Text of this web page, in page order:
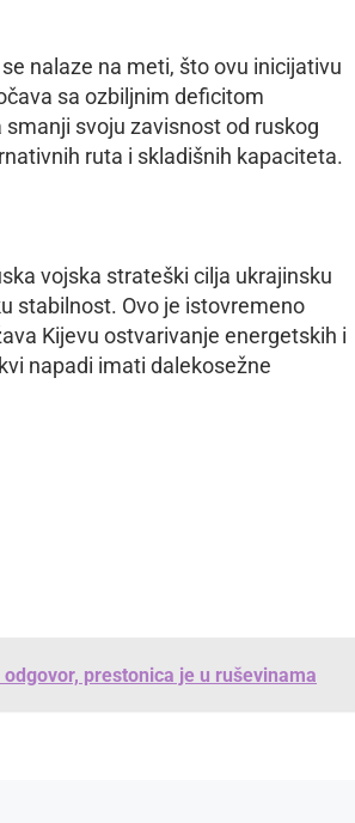
nalaze na meti, što ovu inicijativu
sa ozbiljnim deficitom
svoju zavisnost od ruskog
ruta i skladišnih kapaciteta.
vojska strateški cilja ukrajinsku
stabilnost. Ovo je istovremeno
Kijevu ostvarivanje energetskih i
napadi imati dalekosežne
prestonica je u ruševinama